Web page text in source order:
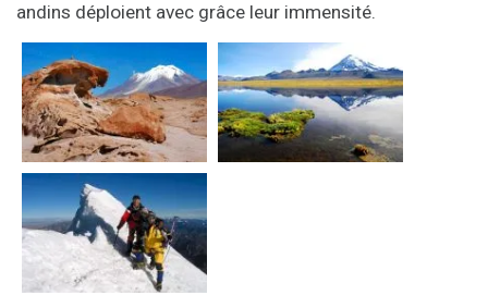
andins déploient avec grâce leur immensité.